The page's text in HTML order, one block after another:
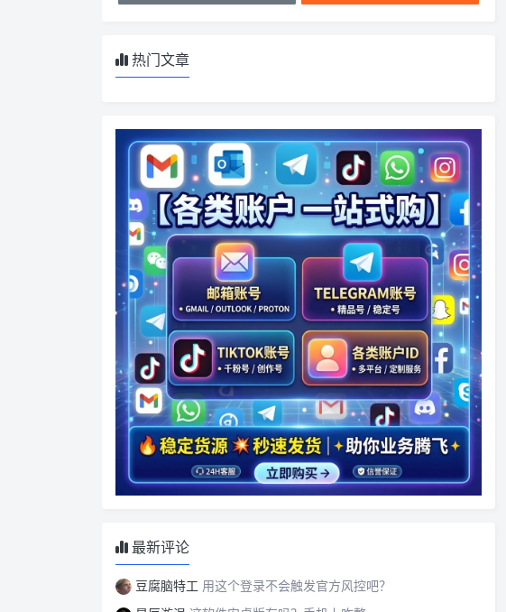
热门文章
最新评论
豆腐脑特工 用这个登录不会触发官方风控吧？